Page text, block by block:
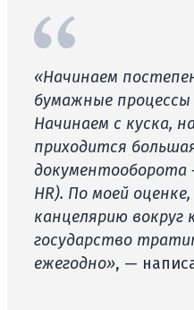
«Начинаем
бумажные процессы
Начинаем с куска,
приходится
документооборота
HR). По моей
канцелярию вокруг
государство
ежегодно», —